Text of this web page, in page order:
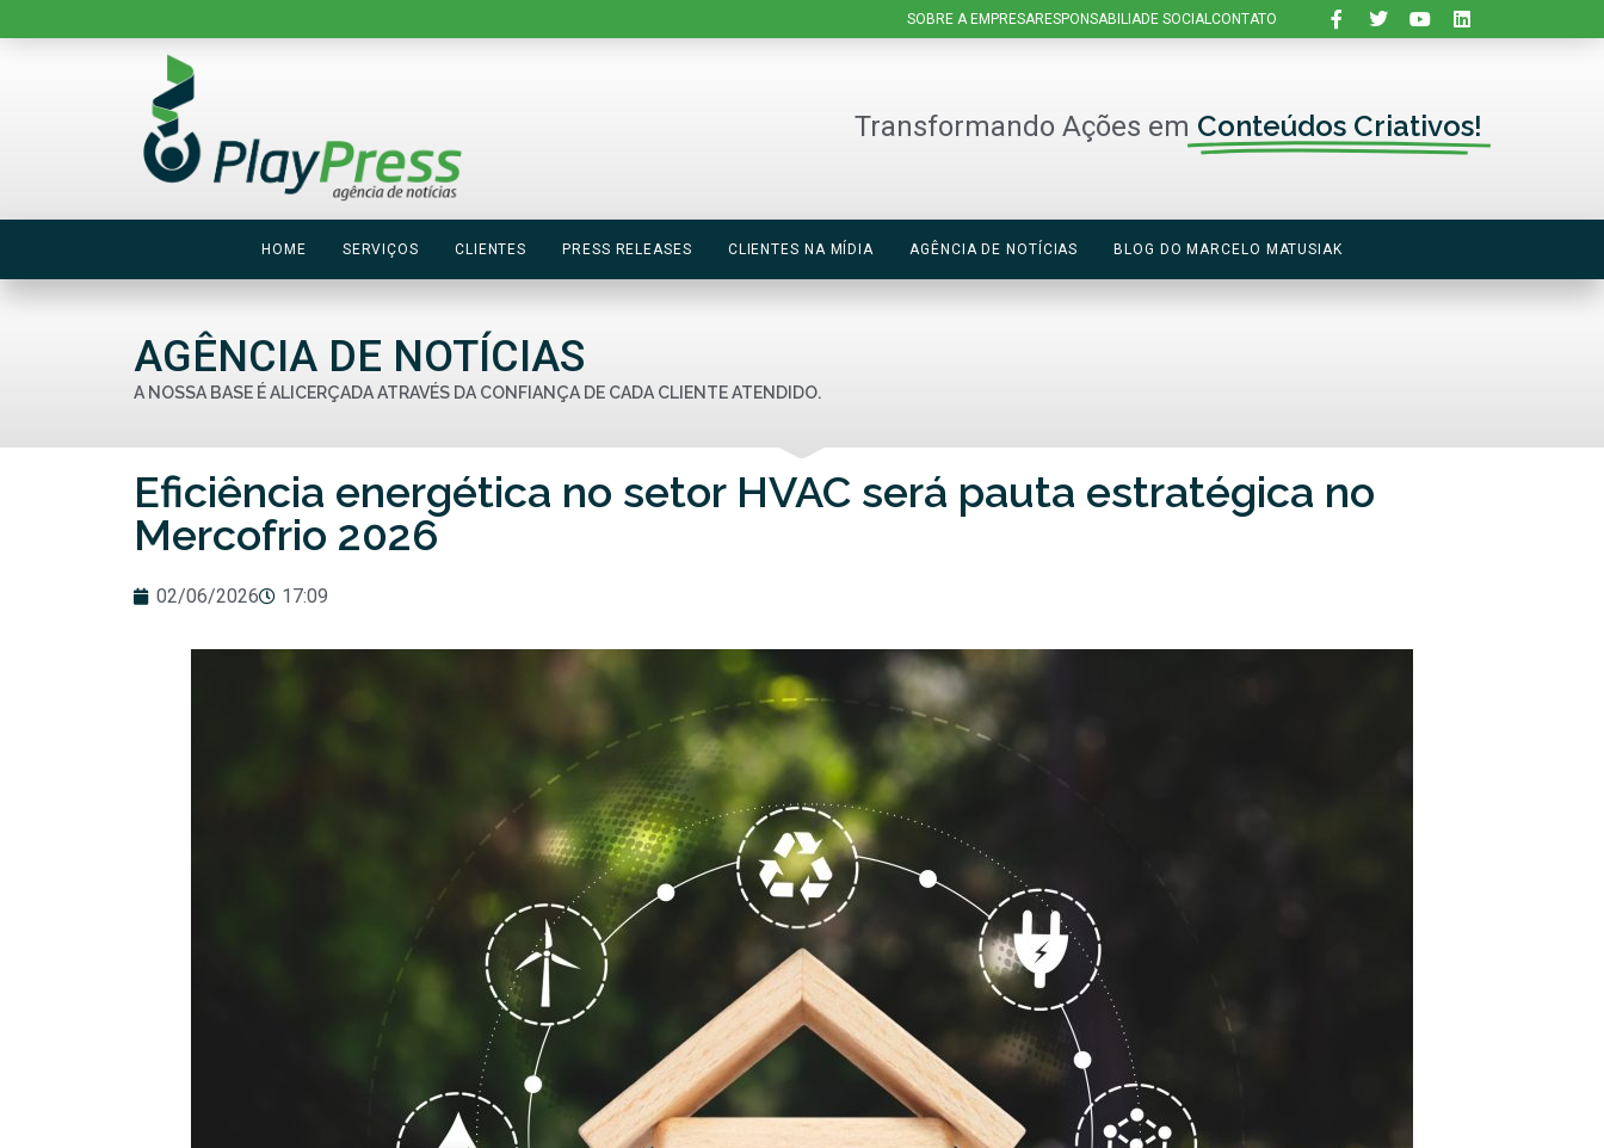
SOBRE A EMPRESARESPONSABILIADE SOCIAL CONTATO
Transformando Ações em Conteúdos Criativos!
HOME SERVIÇOS CLIENTES PRESS RELEASES CLIENTES NA MÍDIA AGÊNCIA DE NOTÍCIAS BLOG DO MARCELO MATUSIAK
AGÊNCIA DE NOTÍCIAS
A NOSSA BASE É ALICERÇADA ATRAVÉS DA CONFIANÇA DE CADA CLIENTE ATENDIDO.
Eficiência energética no setor HVAC será pauta estratégica no
Mercofrio 2026
02/06/2026 17:09